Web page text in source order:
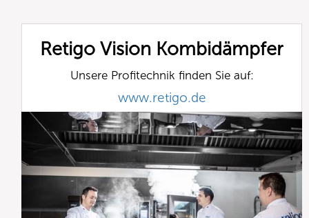
Retigo Vision Kombidämpfer
Unsere Profitechnik finden Sie auf:
www.retigo.de